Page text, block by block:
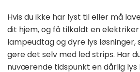
Hvis du ikke har lyst til eller må
dit hjem, og få tilkaldt en
lampeudtag og dyre lys løsninger,
gøre det selv med led strips. Har
nuværende tidspunkt en dårlig lys